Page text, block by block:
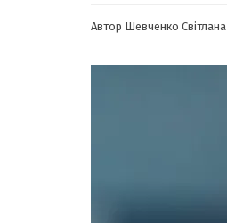
Автор Шевченко Світлана